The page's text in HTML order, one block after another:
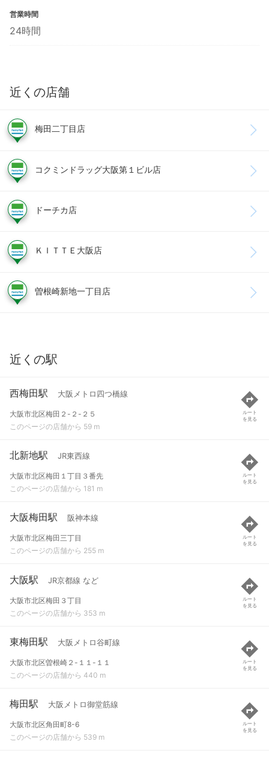
営業時間
24時間
近くの店舗
梅田二丁目店
コクミンドラッグ大阪第１ビル店
ドーチカ店
ＫＩＴＴＥ大阪店
曽根崎新地一丁目店
近くの駅
西梅田駅 大阪メトロ四つ橋線
大阪市北区梅田２-２-２５
このページの店舗から 59 m
ルート
を見る
北新地駅 JR東西線
大阪市北区梅田１丁目３番先
このページの店舗から 181 m
ルート
を見る
大阪梅田駅 阪神本線
大阪市北区梅田三丁目
このページの店舗から 255 m
ルート
を見る
大阪駅 JR京都線 など
大阪市北区梅田３丁目
このページの店舗から 353 m
ルート
を見る
東梅田駅 大阪メトロ谷町線
大阪市北区曽根崎２-１１-１１
このページの店舗から 440 m
ルート
を見る
梅田駅 大阪メトロ御堂筋線
大阪市北区角田町8-6
このページの店舗から 539 m
ルート
を見る